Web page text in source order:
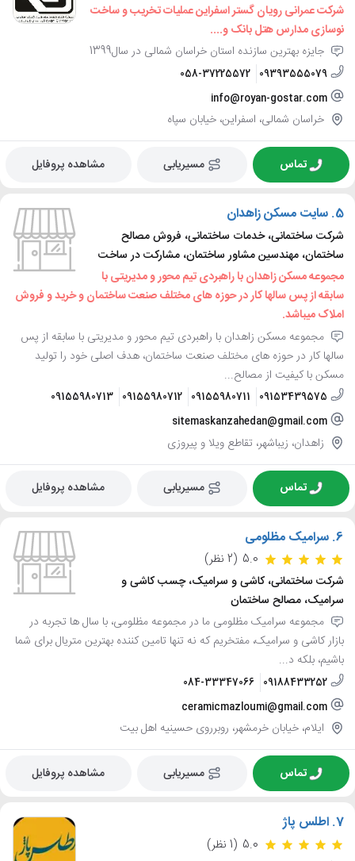
شرکت عمرانی رویان گستر اسفراین عملیات تخریب و ساخت
نوسازی مدارس هتل بانک و....
جایزه بهترین سازنده استان خراسان شمالی در سال1399
09393555079
058-37225572
info@royan-gostar.com
خراسان شمالی، اسفراین، خیابان سپاه
تماس مسیریابی مشاهده پروفایل
5. سایت مسکن زاهدان
شرکت ساختمانی، خدمات ساختمانی، فروش مصالح
ساختمان، مهندسین مشاور ساختمان، مشارکت در ساخت
مجموعه مسکن زاهدان با راهبردی تیم محور و مدیریتی با
سابقه از پس سالها کار در حوزه های مختلف صنعت ساختمان و خرید و فروش
املاک میباشد.
مجموعه مسکن زاهدان با راهبردی تیم محور و مدیریتی با سابقه از پس
سالها کار در حوزه های مختلف صنعت ساختمان، هدف اصلی خود را تولید
مسکن با کیفیت از مصالح...
09153439575
09155980711
09155980712
09155980713
sitemaskanzahedan@gmail.com
زاهدان، زیباشهر، تقاطع ویلا و پیروزی
تماس مسیریابی مشاهده پروفایل
6. سرامیک مظلومی
5.0 (2 نظر)
شرکت ساختمانی، کاشی و سرامیک، چسب کاشی و
سرامیک، مصالح ساختمان
مجموعه سرامیک مظلومی ما در مجموعه مظلومی، با سال ها تجربه در
بازار کاشی و سرامیک، مفتخریم که نه تنها تامین کننده بهترین متریال برای شما
باشیم، بلکه د...
09188433252
084-33347066
ceramicmazloumi@gmail.com
ایلام، خیابان خرمشهر، روبرروی حسینیه اهل بیت
تماس مسیریابی مشاهده پروفایل
7. اطلس پاژ
5.0 (1 نظر)